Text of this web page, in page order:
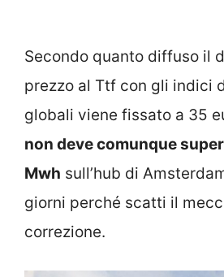
Secondo quanto diffuso il
prezzo al Ttf con gli indici
globali viene fissato a 35
non deve comunque
Mwh sull’hub di
giorni perché scatti il
correzione.